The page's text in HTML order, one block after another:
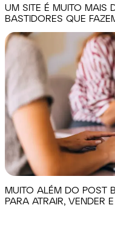
UM SITE É MUITO MAIS
BASTIDORES QUE
MUITO ALÉM DO POST
PARA ATRAIR, VENDER